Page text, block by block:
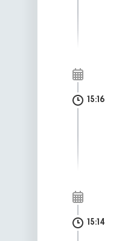
15:16
15:14